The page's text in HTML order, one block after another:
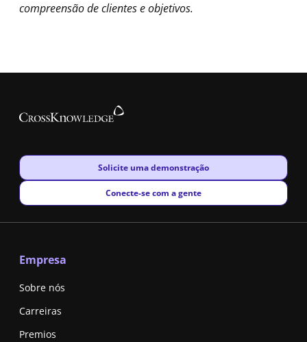
compreensão de clientes e objetivos.
New window
Solicite uma demonstração
New window
Conecte-se com a gente
Empresa
Sobre nós
Carreiras
Premios